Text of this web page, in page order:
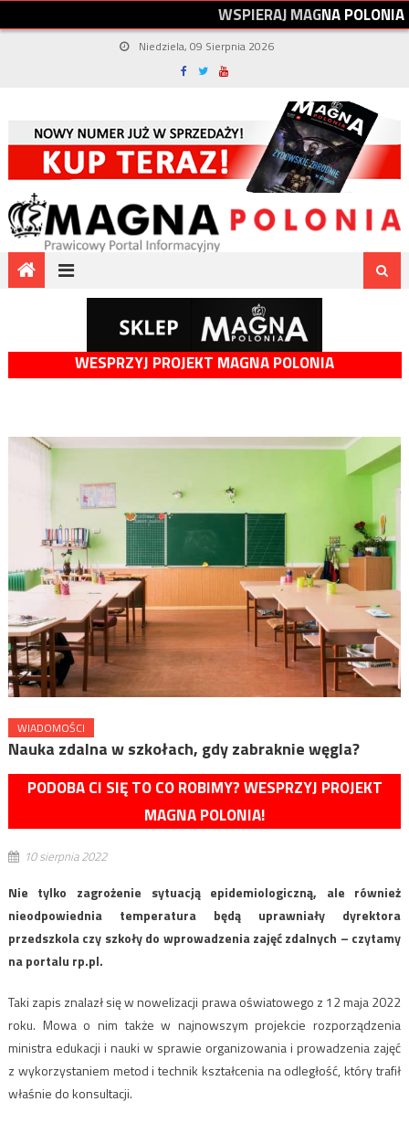
WSPIERAJMAGNAPOLONIA
Niedziela, 09 Sierpnia 2026
WESPRZYJ PROJEKT MAGNA POLONIA
WIADOMOŚCI
Nauka zdalna w szkołach, gdy zabraknie węgla?
PODOBA CI SIĘ TO CO ROBIMY? WESPRZYJ PROJEKT
MAGNA POLONIA!
10 sierpnia 2022
Nie tylko zagrożenie sytuacją epidemiologiczną, ale również
nieodpowiednia temperatura będą uprawniały dyrektora
przedszkola czy szkoły do wprowadzenia zajęć zdalnych – czytamy
na portalu rp.pl.
Taki zapis znalazł się w nowelizacji prawa oświatowego z 12 maja 2022
roku. Mowa o nim także w najnowszym projekcie rozporządzenia
ministra edukacji i nauki w sprawie organizowania i prowadzenia zajęć
z wykorzystaniem metod i technik kształcenia na odległość, który trafił
właśnie do konsultacji.